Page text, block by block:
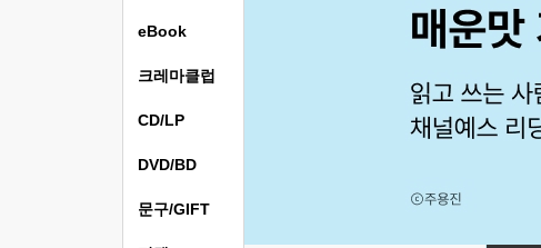
eBook
크레마클럽
CD/LP
DVD/BD
문구/GIFT